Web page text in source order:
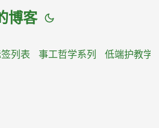
博客
列表 事工哲学系列 低端护教学